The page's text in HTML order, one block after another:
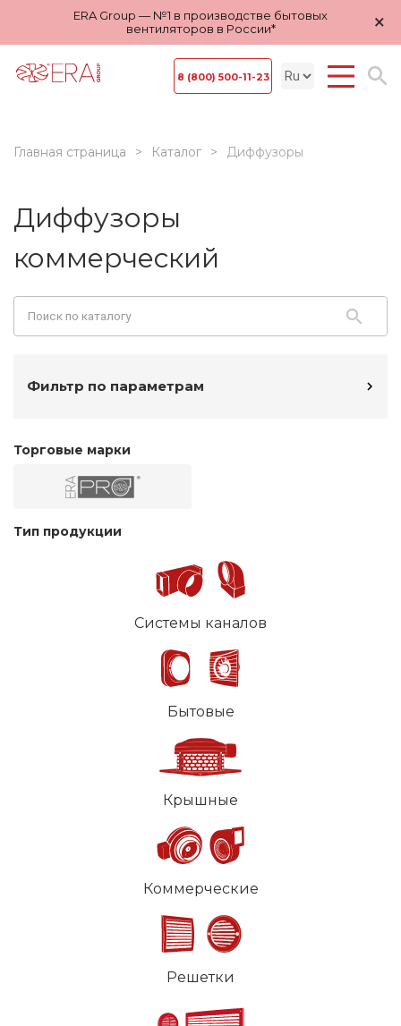
ERA Group — №1 в производстве бытовых
вентиляторов в России*
×
8 (800) 500-11-23
Главная страница Каталог Диффузоры
Диффузоры
коммерческий
Фильтр по параметрам
Торговые марки
Тип продукции
Системы каналов
Бытовые
Крышные
Коммерческие
Решетки